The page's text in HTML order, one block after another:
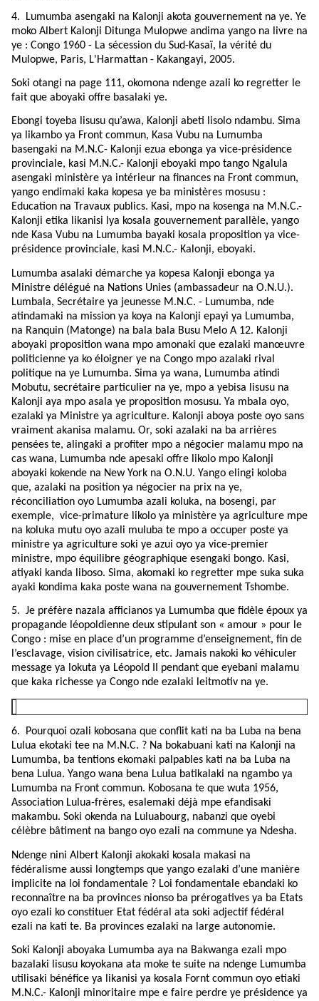
4.
Lumumba asengaki na Kalonji akota gouvernement na ye. Ye
moko Albert Kalonji Ditunga Mulopwe andima yango na livre na
ye : Congo 1960 - La sécession du Sud-Kasaï, la vérité du
Mulopwe, Paris, L'Harmattan - Kakangayi, 2005.
Soki otangi na page 111, okomona ndenge azali ko regretter le
fait que aboyaki offre basalaki ye.
Ebongi toyeba lisusu qu’awa, Kalonji abeti lisolo ndambu. Sima
ya likambo ya Front commun, Kasa Vubu na Lumumba
basengaki na M.N.C- Kalonji ezua ebonga ya vice-présidence
provinciale, kasi M.N.C.- Kalonji eboyaki mpo tango Ngalula
asengaki ministère ya intérieur na finances na Front commun,
yango endimaki kaka kopesa ye ba ministères mosusu :
Education na Travaux publics. Kasi, mpo na kosenga na M.N.C.-
Kalonji etika likanisi lya kosala gouvernement parallèle, yango
nde Kasa Vubu na Lumumba bayaki kosala proposition ya vice-
présidence provinciale, kasi M.N.C.- Kalonji, eboyaki.
Lumumba asalaki démarche ya kopesa Kalonji ebonga ya
Ministre délégué na Nations Unies (ambassadeur na O.N.U.).
Lumbala, Secrétaire ya jeunesse M.N.C. - Lumumba, nde
atindamaki na mission ya koya na Kalonji epayi ya Lumumba,
na Ranquin (Matonge) na bala bala Busu Melo A 12. Kalonji
aboyaki proposition wana mpo amonaki que ezalaki manœuvre
politicienne ya ko éloigner ye na Congo mpo azalaki rival
politique na ye Lumumba. Sima ya wana, Lumumba atindi
Mobutu, secrétaire particulier na ye, mpo a yebisa lisusu na
Kalonji aya mpo asala ye proposition mosusu. Ya mbala oyo,
ezalaki ya Ministre ya agriculture. Kalonji aboya poste oyo sans
vraiment akanisa malamu. Or, soki azalaki na ba arrières
pensées te, alingaki a profiter mpo a négocier malamu mpo na
cas wana, Lumumba nde apesaki offre likolo mpo Kalonji
aboyaki kokende na New York na O.N.U. Yango elingi koloba
que, azalaki na position ya négocier na prix na ye,
réconciliation oyo Lumumba azali koluka, na bosengi, par
exemple, vice-primature likolo ya ministère ya agriculture mpe
na koluka mutu oyo azali muluba te mpo a occuper poste ya
ministre ya agriculture soki ye azui oyo ya vice-premier
ministre, mpo équilibre géographique esengaki bongo. Kasi,
atiyaki kanda liboso. Sima, akomaki ko regretter mpe suka suka
ayaki kondima kaka poste wana na gouvernement Tshombe.
5. Je préfère nazala afficianos ya Lumumba que fidèle époux ya
propagande léopoldienne deux stipulant son « amour » pour le
Congo : mise en place d’un programme d’enseignement, fin de
l’esclavage, vision civilisatrice, etc. Jamais nakoki ko véhiculer
message ya lokuta ya Léopold II pendant que eyebani malamu
que kaka richesse ya Congo nde ezalaki leitmotiv na ye.
6.
Pourquoi ozali kobosana que conflit kati na ba Luba na bena
Lulua ekotaki tee na M.N.C. ? Na bokabuani kati na Kalonji na
Lumumba, ba tentions ekomaki palpables kati na ba Luba na
bena Lulua. Yango wana bena Lulua batikalaki na ngambo ya
Lumumba na Front commun. Kobosana te que wuta 1956,
Association Lulua-frères, esalemaki déjà mpe efandisaki
makambu. Soki okenda na Luluabourg, nabanzi que oyebi
célèbre bâtiment na bango oyo ezali na commune ya Ndesha.
Ndenge nini Albert Kalonji akokaki kosala makasi na
fédéralisme aussi longtemps que yango ezalaki d’une manière
implicite na loi fondamentale ? Loi fondamentale ebandaki ko
reconnaître na ba provinces nionso ba prérogatives ya ba Etats
oyo ezali ko constituer Etat fédéral ata soki adjectif fédéral
ezali na kati te. Ba provinces ezalaki na large autonomie.
Soki Kalonji aboyaka Lumumba aya na Bakwanga ezali mpo
bazalaki lisusu koyokana ata moke te suite na ndenge Lumumba
utilisaki bénéfice ya likanisi ya kosala Fornt commun oyo etiaki
M.N.C.- Kalonji minoritaire mpe e faire perdre ye présidence ya